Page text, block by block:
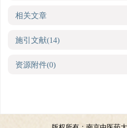
相关文章
施引文献(14)
资源附件(0)